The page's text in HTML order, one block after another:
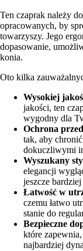
Ten czaprak należy
opracowanych, by
towarzyszy. Jego
dopasowanie,
konia.
Oto kilka
Wysokiej
jakości, ten
wygodny dla
Ochrona
tak, aby
dokuczliwymi
Wyszukany
elegancji
jeszcze
Łatwość w
czemu łatwo
stanie do
Bezpieczne
które
najbardziej